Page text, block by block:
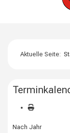
Aktuelle Seite:
Nach Jahr